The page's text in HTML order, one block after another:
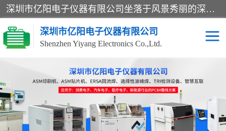
深圳市亿阳电子仪器有限公司坐落于风景秀丽的深圳市光明区，集SMT设备销售务为一体，努力为客户提供电子装配解决方案。与行业**SMT设备厂商：ASM（印刷机，锡膏检查机，贴片机），德国ERSA（爱莎）建立了稳固的代理合作关系，销售的设备一直保持**电子装配行业未来发展方向，能够满足客户各种繁杂产品的生产应用。
深圳市亿阳电子仪器有限公司
Shenzhen Yiyang Electronics Co.,Ltd.
SX全自动高速贴片机 E系列中速贴片机
NeoHorizon全自动锡膏印 选择性波峰焊